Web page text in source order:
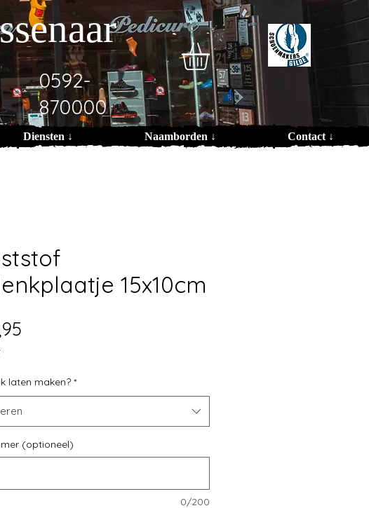
0592-
870000
Diensten ↓ Naamborden ↓ Contact ↓
15x10cm
laten maken? *
(optioneel)
0/200